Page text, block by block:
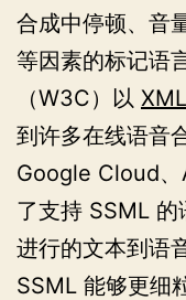
合成中停顿、音
等因素的标记语
（W3C）以 XML
到许多在线语音
Google Cloud、
了支持 SSML 的
进行的文本到语
SSML 能够更细